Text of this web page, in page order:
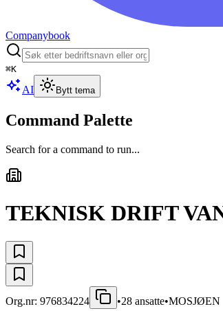
Companybook
⌘K
AI Bytt tema
Command Palette
Search for a command to run...
TEKNISK DRIFT
Org.nr: 976834224 •28 ansatte•MOSJØEN